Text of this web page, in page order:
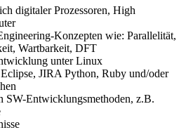
digitaler Prozessoren, High
Konzepten wie: Parallelität,
Wartbarkeit, DFT
unter Linux
JIRA Python, Ruby und/oder
SW-Entwicklungsmethoden, z.B.